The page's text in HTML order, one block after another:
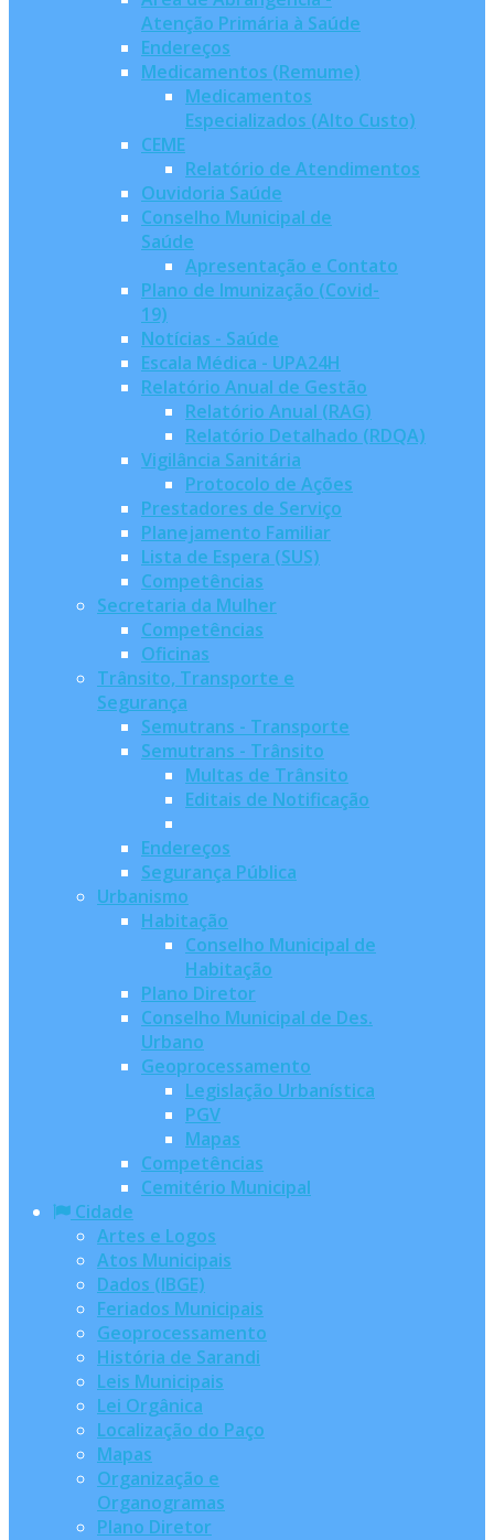
Atenção Primária à Saúde
Endereços
Medicamentos (Remume)
Medicamentos
Especializados (Alto Custo)
CEME
Relatório de Atendimentos
Ouvidoria Saúde
Conselho Municipal de
Saúde
Apresentação e Contato
Plano de Imunização (Covid-
19)
Notícias - Saúde
Escala Médica - UPA24H
Relatório Anual de Gestão
Relatório Anual (RAG)
Relatório Detalhado (RDQA)
Vigilância Sanitária
Protocolo de Ações
Prestadores de Serviço
Planejamento Familiar
Lista de Espera (SUS)
Competências
Secretaria da Mulher
Competências
Oficinas
Trânsito, Transporte e
Segurança
Semutrans - Transporte
Semutrans - Trânsito
Multas de Trânsito
Editais de Notificação
Endereços
Segurança Pública
Urbanismo
Habitação
Conselho Municipal de
Habitação
Plano Diretor
Conselho Municipal de Des.
Urbano
Geoprocessamento
Legislação Urbanística
PGV
Mapas
Competências
Cemitério Municipal
Cidade
Artes e Logos
Atos Municipais
Dados (IBGE)
Feriados Municipais
Geoprocessamento
História de Sarandi
Leis Municipais
Lei Orgânica
Localização do Paço
Mapas
Organização e
Organogramas
Plano Diretor